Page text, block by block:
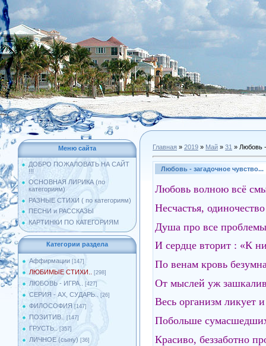
Меню сайта
ДОБРО ПОЖАЛОВАТЬ НА САЙТ
!!!
ОСНОВНАЯ ЛИРИКА (по
категориям)
РАЗНЫЕ СТИХИ ( по категориям)
ПЕСНИ и РАССКАЗЫ
КАРТИНКИ ПО КАТЕГОРИЯМ
Категории раздела
Аффирмации [147]
ЛЮБИМЫЕ СТИХИ.. [298]
ЛЮБОВЬ - ИГРА.. [427]
СЕРИЯ - АХ, СУДАРЬ.. [26]
ФИЛОСОФИЯ [147]
ПОЗИТИВ.. [147]
ГРУСТЬ.. [357]
ЛИЧНОЕ (сыну) [36]
Главная » 2019 » Май » 31 » Любовь -
Любовь - загадочное чувство...
Любовь волною всё
Несчастья,
Душа про все
И сердце вторит : «К
По венам кровь
От мыслей уж
Весь организм ликует
Побольше
Красиво, беззаботно